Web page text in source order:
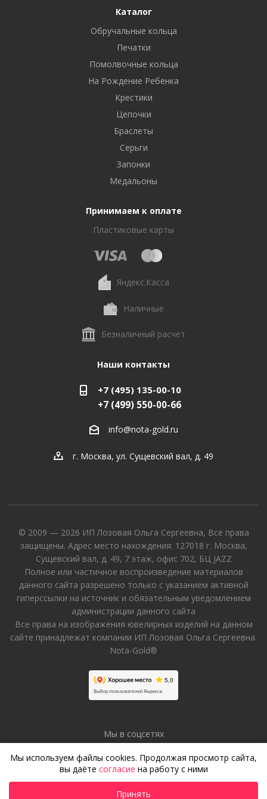
Каталог
Обручальные кольца
Печатки
Помолвочные кольца
На Рождение Ребенка
Крестики
Цепочки
Браслеты
Серьги
Запонки
Медальоны
Принимаем к оплате
Пластиковые карты
Яндекс.Касса
Наличные
Безналичный расчет
Наши контакты
+7 (495) 135-00-10
+7 (499) 550-00-66
info@nota-gold.ru
г. Москва, ул. Сущевский вал, д. 49
© 2009 — 2026 ИП Лозовая Ольга Сергеевна, Все права
защищены. Адрес место нахождения: 127018 г. Москва,
Сущевский вал, д. 49, 7 этаж, офис 702, БЦ JAZZ
Полное или частичное воспроизведение материалов
данного сайта разрешено только с указанием активной
гиперссылки на источник и обязательным уведомлением
администрации данного сайта
Все права на изображения ювелирных изделий на данном
сайте принадлежат компании ИП Лозовая Ольга Сергеевна.
Nota-Gold®
Мы в соцсетях
Мы используем файлы cookies. Продолжая просмотр сайта,
вы даёте согласие на работу с ними
Принять